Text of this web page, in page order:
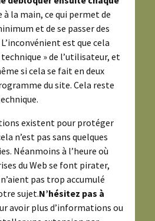
à la main, ce qui permet de
et de se passer des
est que cela
» de l’utilisateur, et
si cela se fait en deux
du site. Cela reste
existent pour protéger
n’est pas sans quelques
Néanmoins à l’heure où
du Web se font pirater,
pas trop accumulé
sujet.N’hésitez pas à
avoir plus d’informations ou